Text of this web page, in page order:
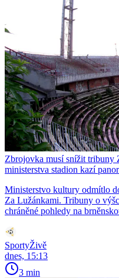
Zbrojovka musí snížit tribuny
ministerstva stadion kazí
Ministerstvo kultury odmítlo
Za Lužánkami. Tribuny o
chráněné pohledy na
SportyŽivě
dnes, 15:13
3 min